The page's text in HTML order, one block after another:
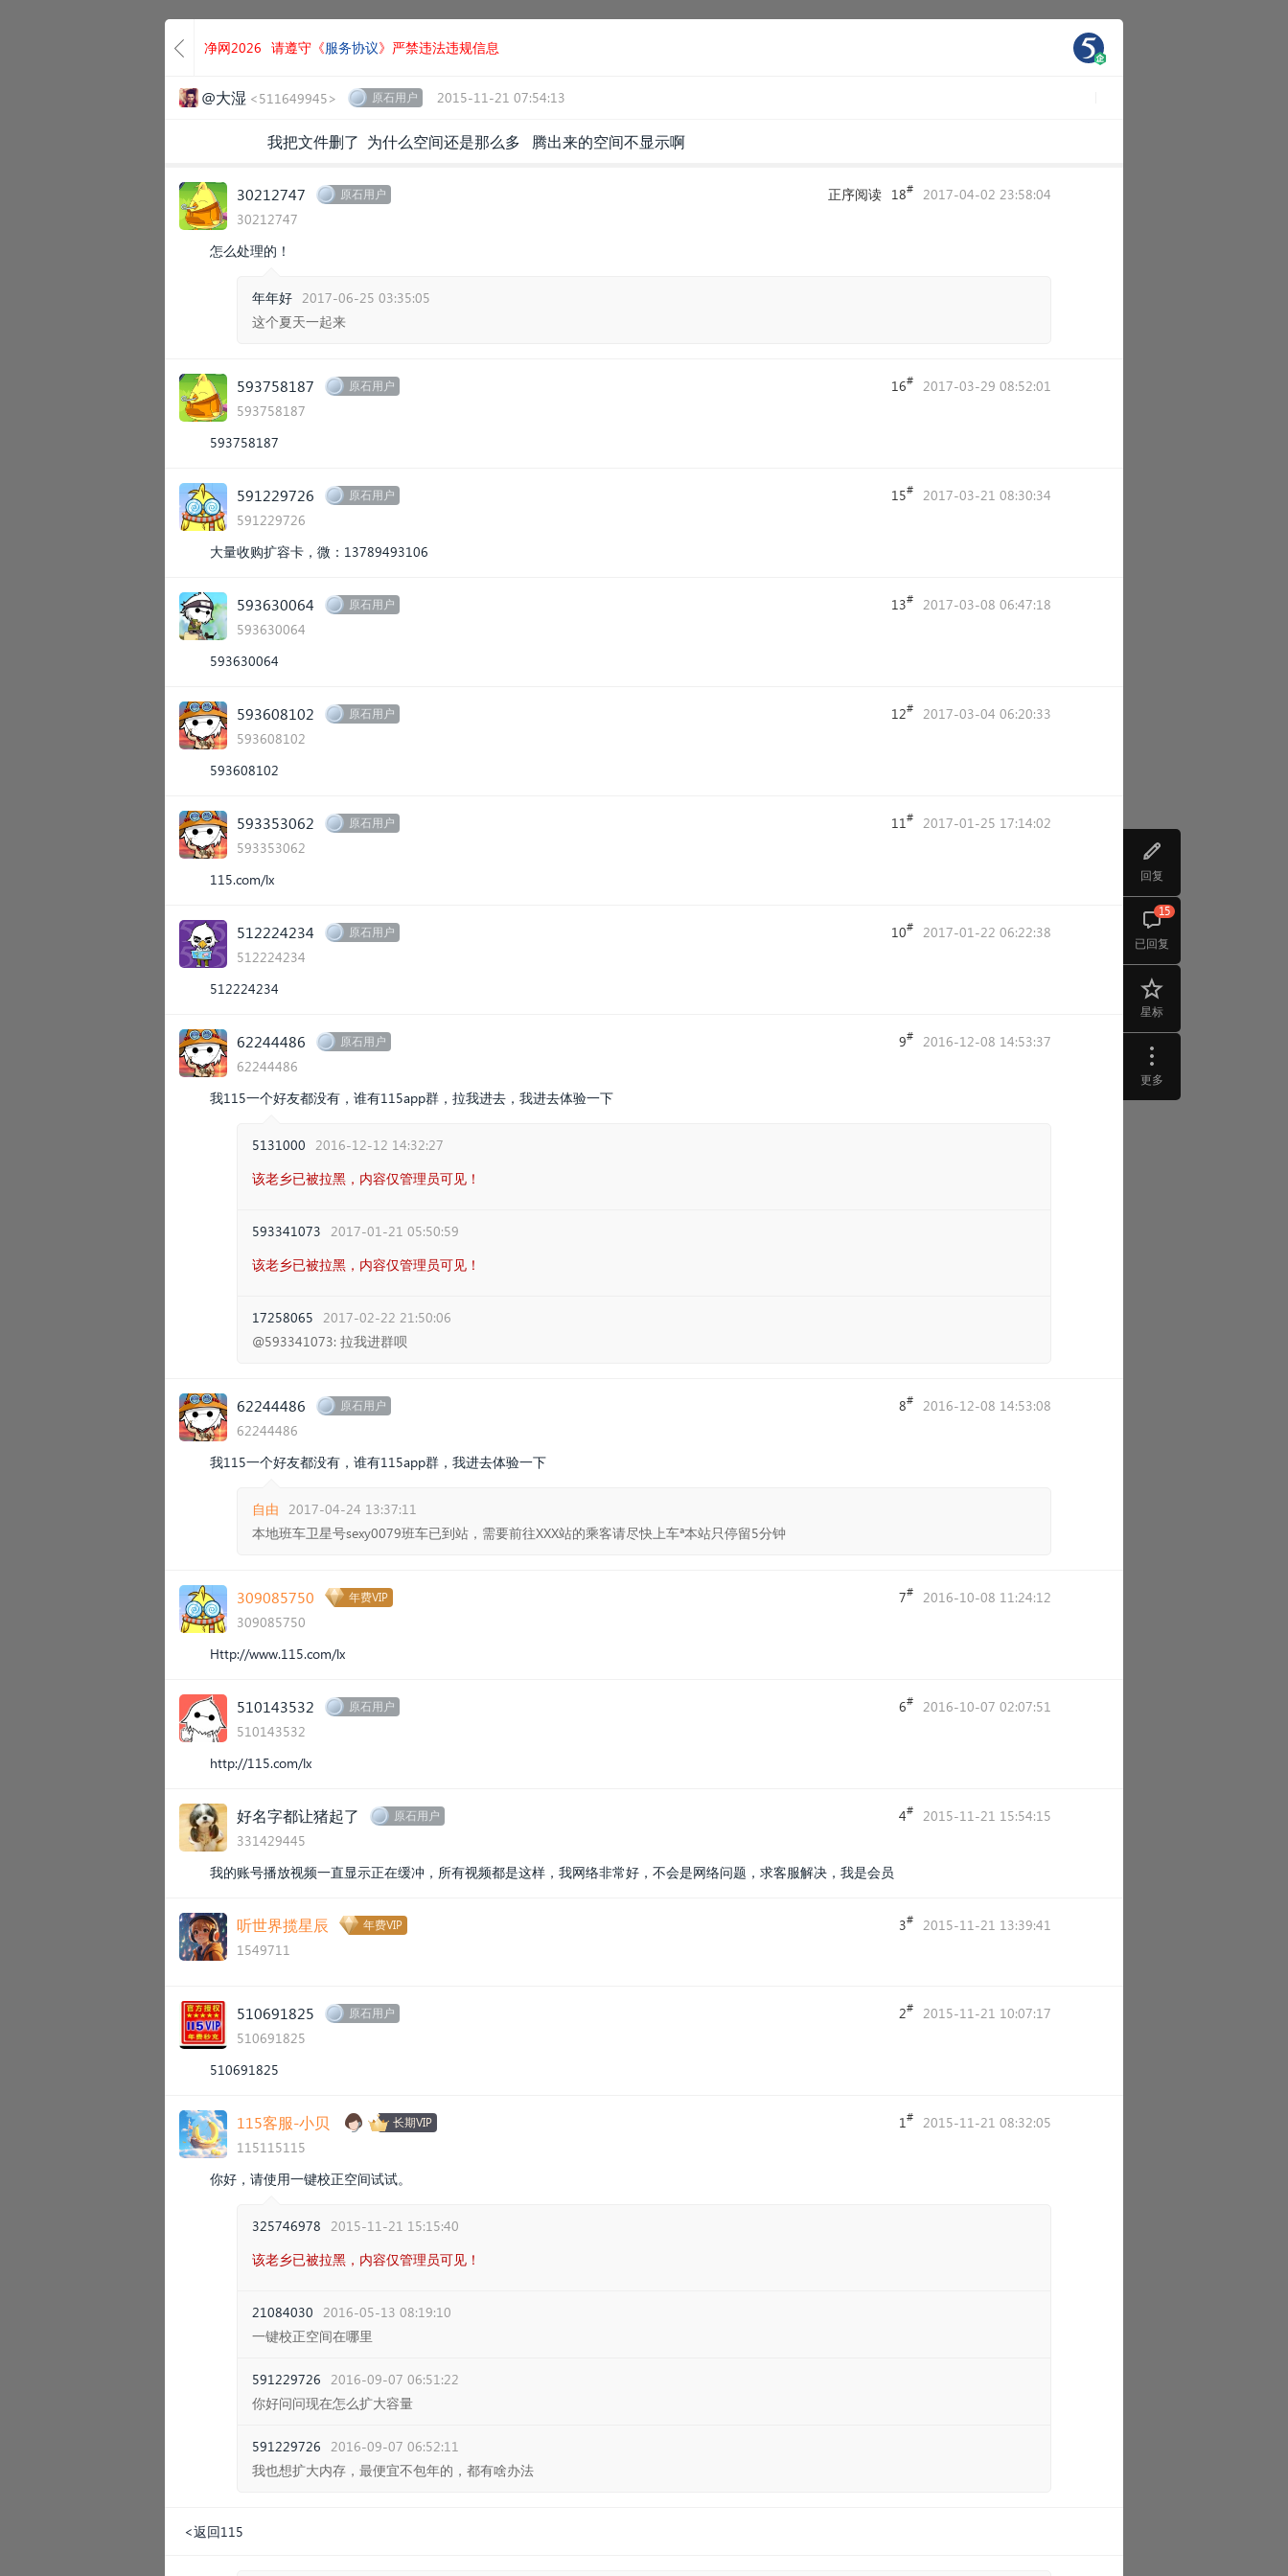
回复
已回复
15
星标
更多
净网2026 请遵守《服务协议》严禁违法违规信息
@大湿 <511649945> 原石用户 2015-11-21 07:54:13
我把文件删了 为什么空间还是那么多 腾出来的空间不显示啊
30212747 原石用户
30212747
正序阅读 18# 2017-04-02 23:58:04
怎么处理的！
年年好 2017-06-25 03:35:05
这个夏天一起来
593758187 原石用户
593758187
16# 2017-03-29 08:52:01
593758187
591229726 原石用户
591229726
15# 2017-03-21 08:30:34
大量收购扩容卡，微：13789493106
593630064 原石用户
593630064
13# 2017-03-08 06:47:18
593630064
593608102 原石用户
593608102
12# 2017-03-04 06:20:33
593608102
593353062 原石用户
593353062
11# 2017-01-25 17:14:02
115.com/lx
512224234 原石用户
512224234
10# 2017-01-22 06:22:38
512224234
62244486 原石用户
62244486
9# 2016-12-08 14:53:37
我115一个好友都没有，谁有115app群，拉我进去，我进去体验一下
5131000 2016-12-12 14:32:27
该老乡已被拉黑，内容仅管理员可见！
593341073 2017-01-21 05:50:59
该老乡已被拉黑，内容仅管理员可见！
17258065 2017-02-22 21:50:06
@593341073: 拉我进群呗
62244486 原石用户
62244486
8# 2016-12-08 14:53:08
我115一个好友都没有，谁有115app群，我进去体验一下
自由 2017-04-24 13:37:11
本地班车卫星号sexy0079班车已到站，需要前往XXX站的乘客请尽快上车ª本站只停留5分钟
309085750 年费VIP
309085750
7# 2016-10-08 11:24:12
Http://www.115.com/lx
510143532 原石用户
510143532
6# 2016-10-07 02:07:51
http://115.com/lx
好名字都让猪起了 原石用户
331429445
4# 2015-11-21 15:54:15
我的账号播放视频一直显示正在缓冲，所有视频都是这样，我网络非常好，不会是网络问题，求客服解决，我是会员
听世界揽星辰 年费VIP
1549711
3# 2015-11-21 13:39:41
510691825 原石用户
510691825
2# 2015-11-21 10:07:17
510691825
115客服-小贝 长期VIP
115115115
1# 2015-11-21 08:32:05
你好，请使用一键校正空间试试。
325746978 2015-11-21 15:15:40
该老乡已被拉黑，内容仅管理员可见！
21084030 2016-05-13 08:19:10
一键校正空间在哪里
591229726 2016-09-07 06:51:22
你好问问现在怎么扩大容量
591229726 2016-09-07 06:52:11
我也想扩大内存，最便宜不包年的，都有啥办法
<返回115